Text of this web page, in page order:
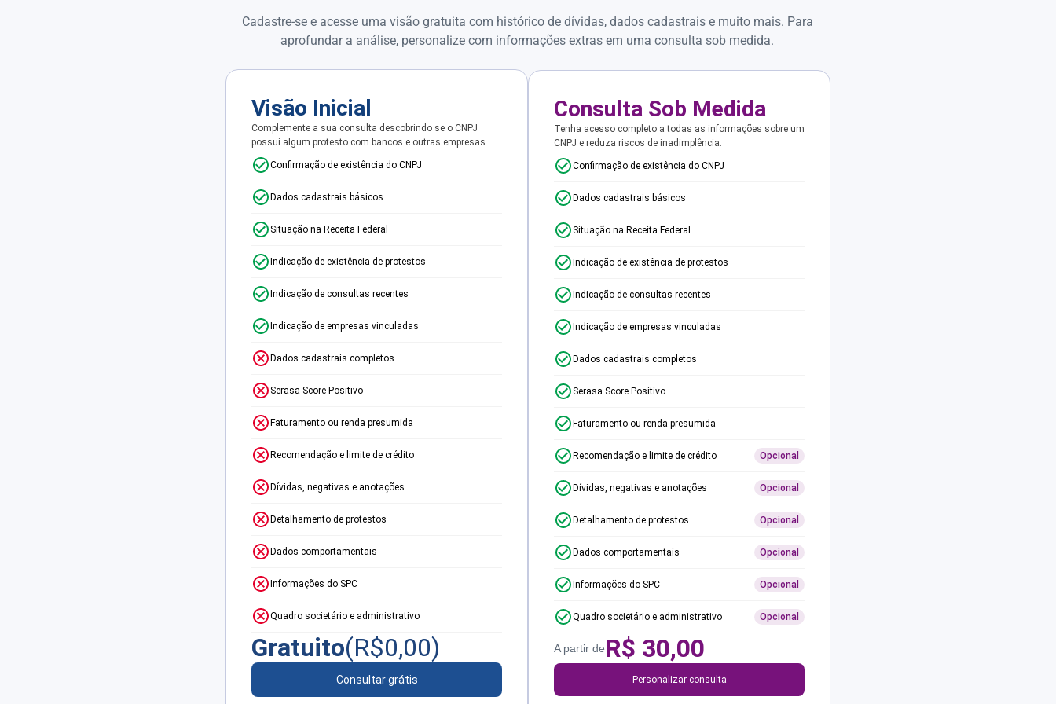
Cadastre-se e acesse uma visão gratuita com histórico de dívidas, dados cadastrais e muito mais. Para
aprofundar a análise, personalize com informações extras em uma consulta sob medida.
Visão Inicial
Complemente a sua consulta descobrindo se o CNPJ
possui algum protesto com bancos e outras empresas.
Confirmação de existência do CNPJ
Dados cadastrais básicos
Situação na Receita Federal
Indicação de existência de protestos
Indicação de consultas recentes
Indicação de empresas vinculadas
Dados cadastrais completos
Serasa Score Positivo
Faturamento ou renda presumida
Recomendação e limite de crédito
Dívidas, negativas e anotações
Detalhamento de protestos
Dados comportamentais
Informações do SPC
Quadro societário e administrativo
Gratuito(R$0,00)
Consultar grátis
Consulta Sob Medida
Tenha acesso completo a todas as informações sobre um
CNPJ e reduza riscos de inadimplência.
Confirmação de existência do CNPJ
Dados cadastrais básicos
Situação na Receita Federal
Indicação de existência de protestos
Indicação de consultas recentes
Indicação de empresas vinculadas
Dados cadastrais completos
Serasa Score Positivo
Faturamento ou renda presumida
Recomendação e limite de crédito Opcional
Dívidas, negativas e anotações Opcional
Detalhamento de protestos Opcional
Dados comportamentais Opcional
Informações do SPC Opcional
Quadro societário e administrativo Opcional
A partir deR$ 30,00
Personalizar consulta